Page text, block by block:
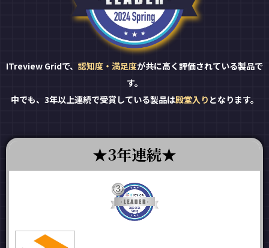
ITreview Gridで、 認知度・満足度が共に高く評価されている製品で
す。
中でも、3年以上連続で受賞している製品は殿堂入り となります。
3年連続